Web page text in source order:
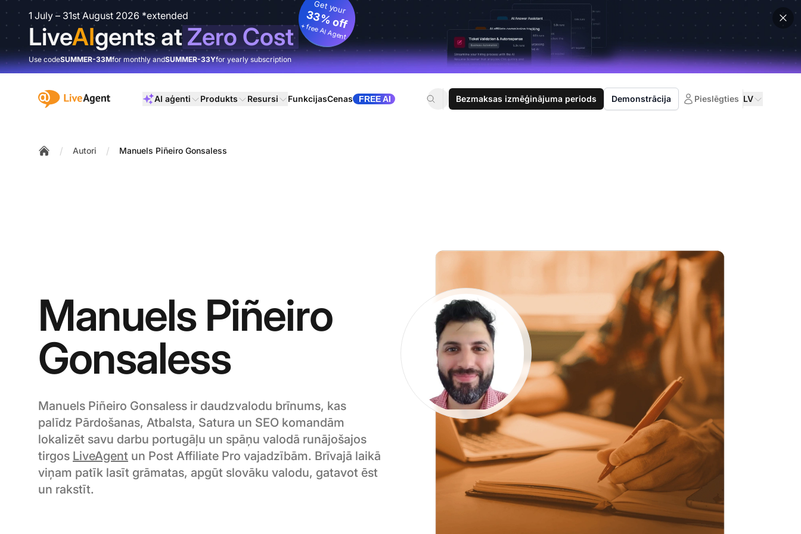
1 July – 31st August 2026 *extended
LiveAIgents atZero Cost
Get your
33% off
+ free AI Agent
Use codeSUMMER-33Mfor monthly andSUMMER-33Yfor yearly subscription
:site.title AI aģenti Produkts Resursi FunkcijasCenas FREE AI Bezmaksas izmēģinājuma periods Demonstrācija Pieslēgties LV
/ Autori / Manuels Piñeiro Gonsaless
Manuels Piñeiro
Gonsaless
Manuels Piñeiro Gonsaless ir daudzvalodu brīnums, kas
palīdz Pārdošanas, Atbalsta, Satura un SEO komandām
lokalizēt savu darbu portugāļu un spāņu valodā runājošajos
tirgos LiveAgent un Post Affiliate Pro vajadzībām. Brīvajā laikā
viņam patīk lasīt grāmatas, apgūt slovāku valodu, gatavot ēst
un rakstīt.